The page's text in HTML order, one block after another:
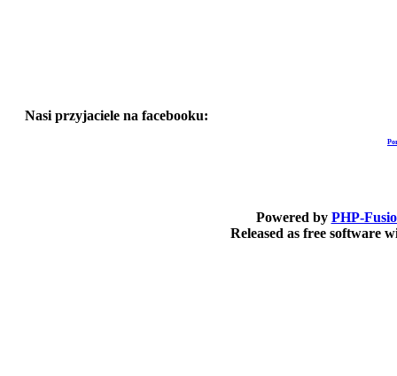
Nasi przyjaciele na facebooku:
Powered by PHP-
Released as free software